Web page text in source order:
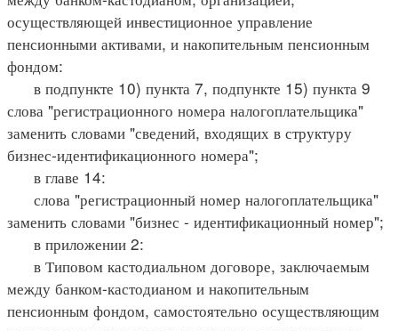
осуществляющей инвестиционное управление
пенсионными активами, и накопительным пенсионным
фондом:
в подпункте 10) пункта 7, подпункте 15) пункта 9
слова "регистрационного номера налогоплательщика"
заменить словами "сведений, входящих в структуру
бизнес-идентификационного номера";
в главе 14:
слова "регистрационный номер налогоплательщика"
заменить словами "бизнес - идентификационный номер";
в приложении 2:
в Типовом кастодиальном договоре, заключаемым
между банком-кастодианом и накопительным
пенсионным фондом, самостоятельно осуществляющим